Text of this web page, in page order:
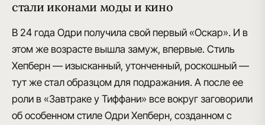
стали иконами моды и кино
В 24 года Одри получила свой первый «Оскар». И в
этом же возрасте вышла замуж, впервые. Стиль
Хепберн — изысканный, утонченный, роскошный —
тут же стал образцом для подражания. А после ее
роли в «Завтраке у Тиффани» все вокруг заговорили
об особенном стиле Одри Хепберн, созданном с